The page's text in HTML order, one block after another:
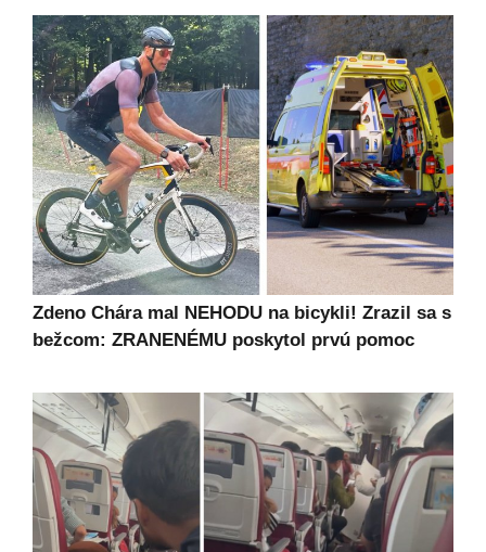
Zdeno Chára mal NEHODU na bicykli! Zrazil sa s
bežcom: ZRANENÉMU poskytol prvú pomoc